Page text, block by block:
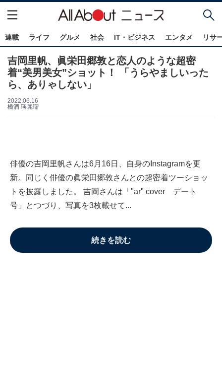
連載 ライフ グルメ 社会 IT・ビジネス エンタメ リサ
吉岡里帆、眞栄田郷敦と恋人のような超密
着“美男美女”ショット！ 「うらやましいった
ら、ありゃしない」
2022.06.16
橋酒 瑛麗瑠
俳優の吉岡里帆さんは6月16日、自身のInstagramを更
新。同じく俳優の眞栄田郷敦さんとの超密着ツーショッ
トを披露しました。 吉岡さんは「"ar" cover デート
号」とつづり、写真を3枚載せて...
続きを読む